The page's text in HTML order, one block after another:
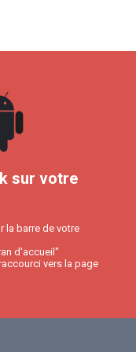
sur votre
la barre de votre
d'accueil"
vers la page